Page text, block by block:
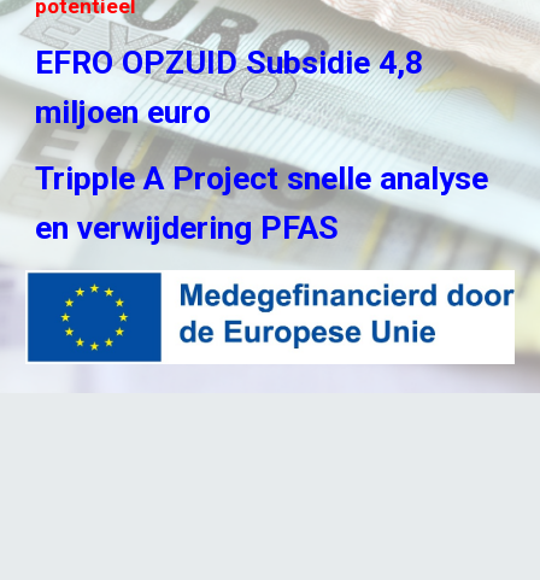
potentieel
EFRO OPZUID Subsidie 4,8
miljoen euro
Tripple A Project snelle analyse
en verwijdering PFAS